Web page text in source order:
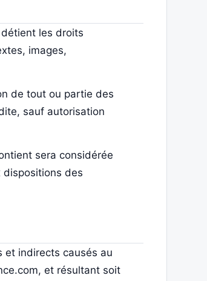
les droits
images,
de tout ou partie des
sauf autorisation
sera considérée
des
et indirects causés au
et résultant soit